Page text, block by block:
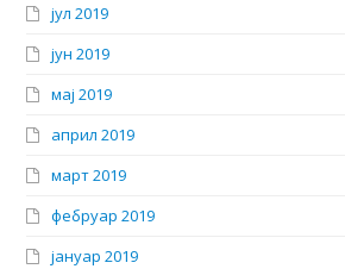
јул 2019
јун 2019
мај 2019
април 2019
март 2019
фебруар 2019
јануар 2019